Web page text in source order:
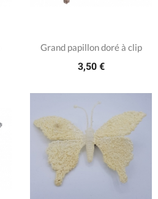
Grand papillon doré à clip
3,50 €